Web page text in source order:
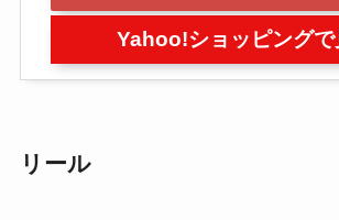
Yahoo!ショッピングで
リール